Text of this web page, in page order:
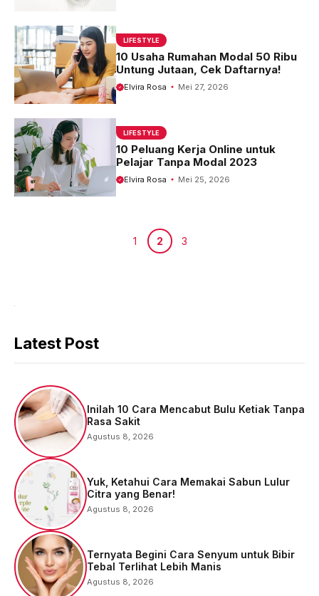
LIFESTYLE
10 Usaha Rumahan Modal 50 Ribu
Untung Jutaan, Cek Daftarnya!
Elvira Rosa Mei 27, 2026
LIFESTYLE
10 Peluang Kerja Online untuk
Pelajar Tanpa Modal 2023
Elvira Rosa Mei 25, 2026
Halaman
1Halaman
2 Halaman
3
Latest Post
Inilah 10 Cara Mencabut Bulu Ketiak Tanpa
Rasa Sakit
Agustus 8, 2026
Yuk, Ketahui Cara Memakai Sabun Lulur
Citra yang Benar!
Agustus 8, 2026
Ternyata Begini Cara Senyum untuk Bibir
Tebal Terlihat Lebih Manis
Agustus 8, 2026